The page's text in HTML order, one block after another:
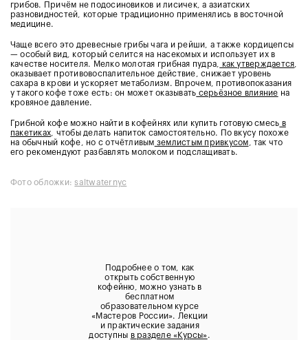
грибов. Причём не подосиновиков и лисичек, а азиатских
разновидностей, которые традиционно применялись в восточной
медицине.
Чаще всего это древесные грибы чага и рейши, а также кордицепсы
— особый вид, который селится на насекомых и использует их в
качестве носителя. Мелко молотая грибная пудра,
как утверждается
оказывает противовоспалительное действие, снижает уровень
сахара в крови и ускоряет метаболизм. Впрочем, противопоказания
у такого кофе тоже есть: он может оказывать серьёзное влияние на
кровяное давление.
Грибной кофе можно найти в кофейнях или купить готовую смесь в
пакетиках , чтобы делать напиток самостоятельно. По вкусу похоже
на обычный кофе, но с отчётливым землистым привкусом , так что
его рекомендуют разбавлять молоком и подслащивать.
Фото обложки:saltwaternyc
Подробнее о том, как
открыть собственную
кофейню, можно узнать в
бесплатном
образовательном курсе
«Мастеров России». Лекции
и практические задания
доступны в разделе «Курсы» .